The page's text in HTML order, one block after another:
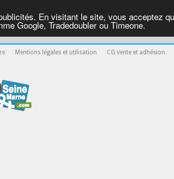
En visitant le site, vous acceptez
Google, Tradedoubler ou Timeone.
Mentions légales et utilisation CG vente et adhésion